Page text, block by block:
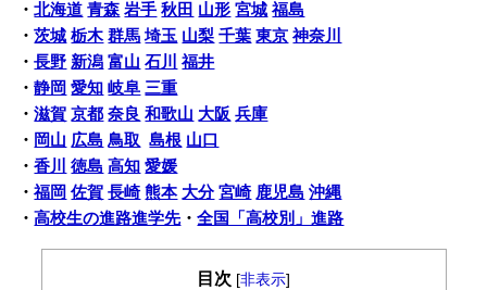
・北海道 青森 岩手 秋田 山形 宮城 福島
・茨城 栃木 群馬 埼玉 山梨 千葉 東京 神奈川
・長野 新潟 富山 石川
福井
・静岡 愛知 岐阜 三重
・滋賀 京都 奈良 和歌山 大阪 兵庫
・ 岡山 広島 鳥取 島根 山口
・香川 徳島 高知 愛媛
・福岡 佐賀 長崎 熊本 大分 宮崎 鹿児島 沖縄
・高校生の進路進学先・全国「高校別」進路
目次 [非表示]